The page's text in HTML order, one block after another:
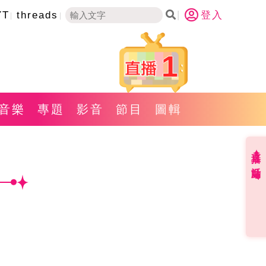
threads 登入
1
樂 專題 影音 節目 圖輯
直播✦活動